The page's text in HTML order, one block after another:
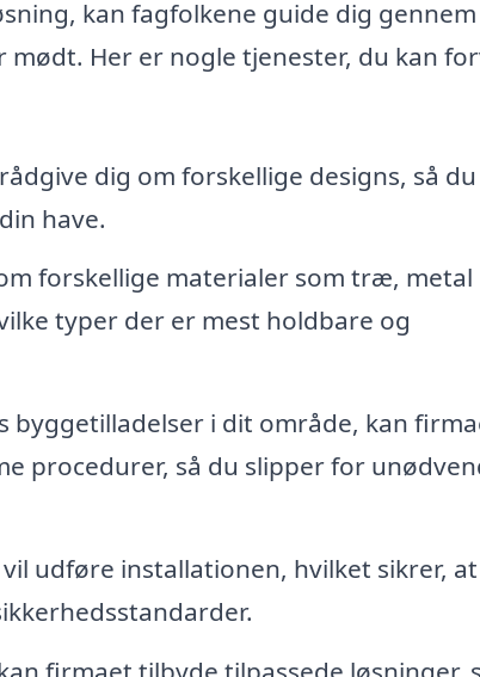
kan fagfolkene guide dig gennem
Her er nogle tjenester, du kan
dig om forskellige designs, så
have.
forskellige materialer som træ, metal
typer der er mest holdbare og
byggetilladelser i dit område, kan
procedurer, så du slipper for
udføre installationen, hvilket sikrer,